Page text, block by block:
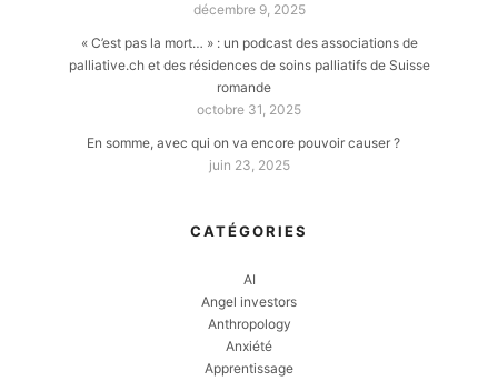
décembre 9, 2025
« C’est pas la mort… » : un podcast des associations de
palliative.ch et des résidences de soins palliatifs de Suisse
romande
octobre 31, 2025
En somme, avec qui on va encore pouvoir causer ?
juin 23, 2025
CATÉGORIES
AI
Angel investors
Anthropology
Anxiété
Apprentissage